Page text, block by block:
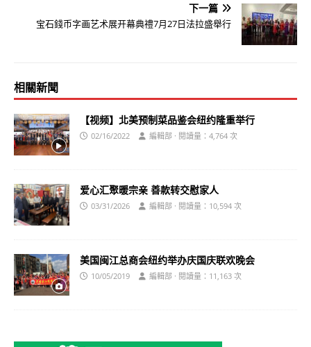
下一篇
宝石錢币字画艺术展开幕典禮7月27日法拉盛舉行
相關新聞
【视频】北美预制菜品鉴会纽约隆重举行
02/16/2022 編輯部 · 閱讀量：4,764 次
爱心汇聚暖宗亲 善款转交慰家人
03/31/2026 編輯部 · 閱讀量：10,594 次
美国闽江总商会纽约举办庆国庆联欢晚会
10/05/2019 編輯部 · 閱讀量：11,163 次